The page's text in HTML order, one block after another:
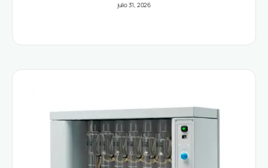
julio 31, 2026